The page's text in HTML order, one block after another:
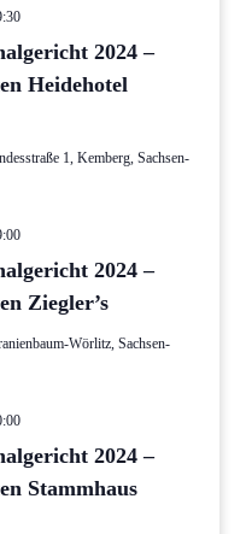
2024 –
Heidehotel
1, Kemberg, Sachsen-
2024 –
Ziegler’s
Wörlitz, Sachsen-
2024 –
Stammhaus